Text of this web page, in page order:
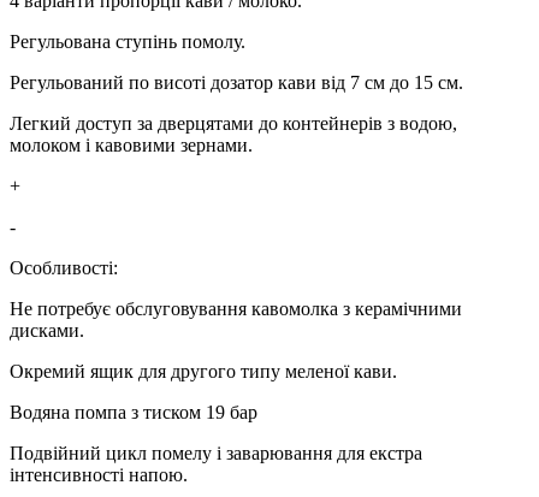
Регульована ступінь помолу.
Регульований по висоті дозатор кави від 7 см до 15 см.
Легкий доступ за дверцятами до контейнерів з водою,
молоком і кавовими зернами.
+
-
Особливості:
Не потребує обслуговування кавомолка з керамічними
дисками.
Окремий ящик для другого типу меленої кави.
Водяна помпа з тиском 19 бар
Подвійний цикл помелу і заварювання для екстра
інтенсивності напою.